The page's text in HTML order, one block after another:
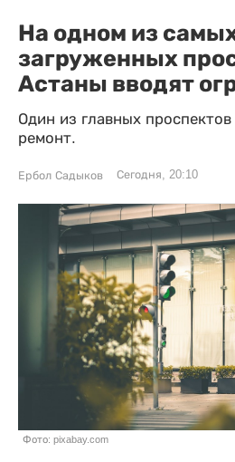
На одном из
загруженных
Астаны вводят
Один из главных
ремонт.
Ербол Садыков Сегодня, 20:10
Фото: pixabay.com